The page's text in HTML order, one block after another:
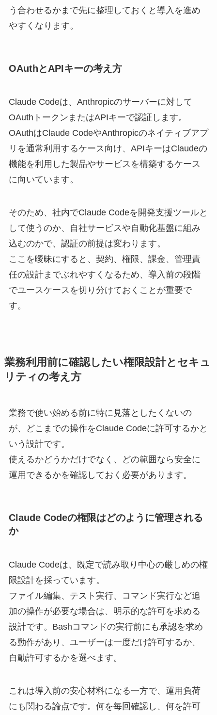
う合わせるかまで先に整理しておくと導入を進め
やすくなります。
OAuthとAPIキーの考え方
Claude Codeは、Anthropicのサーバーに対して
OAuthトークンまたはAPIキーで認証します。
OAuthはClaude CodeやAnthropicのネイティブアプ
リを通常利用するケース向け、APIキーはClaudeの
機能を利用した製品やサービスを構築するケース
に向いています。
そのため、社内でClaude Codeを開発支援ツールと
して使うのか、自社サービスや自動化基盤に組み
込むのかで、認証の前提は変わります。
ここを曖昧にすると、契約、権限、課金、管理責
任の設計までぶれやすくなるため、導入前の段階
でユースケースを切り分けておくことが重要で
す。
業務利用前に確認したい権限設計とセキュ
リティの考え方
業務で使い始める前に特に見落としたくないの
が、どこまでの操作をClaude Codeに許可するかと
いう設計です。
使えるかどうかだけでなく、どの範囲なら安全に
運用できるかを確認しておく必要があります。
Claude Codeの権限はどのように管理される
か
Claude Codeは、既定で読み取り中心の厳しめの権
限設計を採っています。
ファイル編集、テスト実行、コマンド実行など追
加の操作が必要な場合は、明示的な許可を求める
設計です。Bashコマンドの実行前にも承認を求め
る動作があり、ユーザーは一度だけ許可するか、
自動許可するかを選べます。
これは導入前の安心材料になる一方で、運用負荷
にも関わる論点です。何を毎回確認し、何を許可